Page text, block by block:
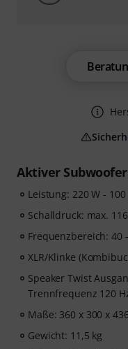
Aktiver Subwoofer
Leistung: 220 W -
Schalldruck: max.
Frequenzbereich: 40
XLR/Klinke
Speaker Twist
Trennfrequenz 120
Maße: 360 x 300 x
Gewicht: 11,5 kg